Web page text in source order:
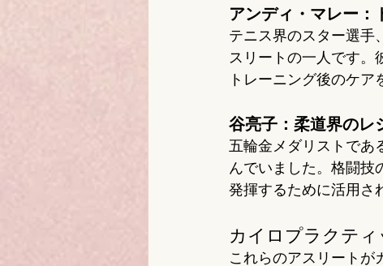
アンディ・マレー
テニス界のスター選手
スリートの一人です。
トレーニング後のケア
谷亮子：柔道界のレ
五輪金メダリストであ
んでいました。格闘技
発揮するために活用さ
カイロプラクテ
これらのアスリートが